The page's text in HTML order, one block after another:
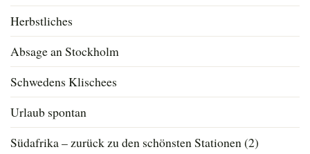
Herbstliches
Absage an Stockholm
Schwedens Klischees
Urlaub spontan
Südafrika – zurück zu den schönsten Stationen (2)